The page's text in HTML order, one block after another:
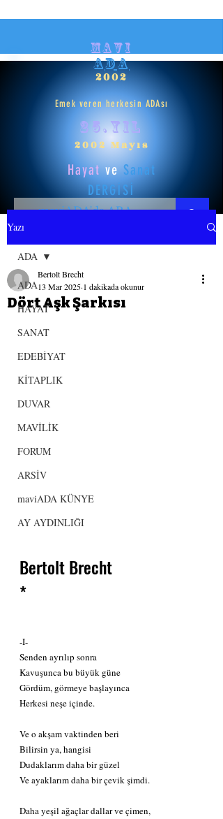
mavi
ADA
2002
Emek veren herkesin ADAsı
25.yıl
2002 Mayıs
HayatveSanat
DERGİSİ
GİRİŞ YAP
Yazı
ADA
HAYAT
SANAT
EDEBİYAT
KİTAPLIK
DUVAR
MAVİLİK
FORUM
ARSİV
maviADA KÜNYE
AY AYDINLIĞI
ADA
Dört Aşk Şarkısı
Bertolt Brecht
13 Mar 2025 1 dakikada okunur
Bertolt Brecht
*
-I-
Senden ayrılıp sonra
Kavuşunca bu büyük güne
Gördüm, görmeye başlayınca
Herkesi neşe içinde.
Ve o akşam vaktinden beri
Bilirsin ya, hangisi
Dudaklarım daha bir güzel
Ve ayaklarım daha bir çevik şimdi.
Daha yeşil ağaçlar dallar ve çimen,